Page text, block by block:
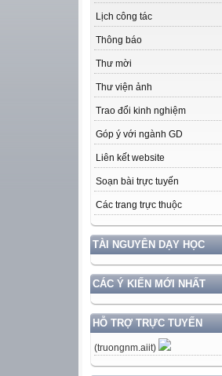
Lịch công tác
Thông báo
Thư mời
Thư viện ảnh
Trao đổi kinh nghiệm
Góp ý với ngành GD
Liên kết website
Soạn bài trực tuyến
Các trang trực thuộc
TÀI NGUYÊN DẠY HỌC
CÁC Ý KIẾN MỚI NHẤT
HỖ TRỢ TRỰC TUYẾN
(truongnm.aiit)